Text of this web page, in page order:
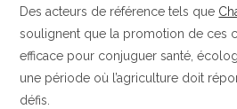
Des acteurs de référence tels que
soulignent que la promotion de ces
efficace pour conjuguer santé,
une période où l’agriculture doit
défis.